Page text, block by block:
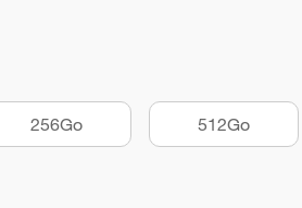
256Go 512Go